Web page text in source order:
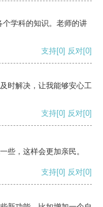
学科的知识。老师的讲
支持[0] 反对[0]
时解决，让我能够安心工
支持[0] 反对[0]
些，这样会更加亲民。
支持[0] 反对[0]